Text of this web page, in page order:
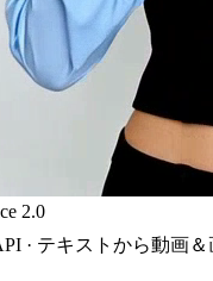
2.0
· テキストから動画